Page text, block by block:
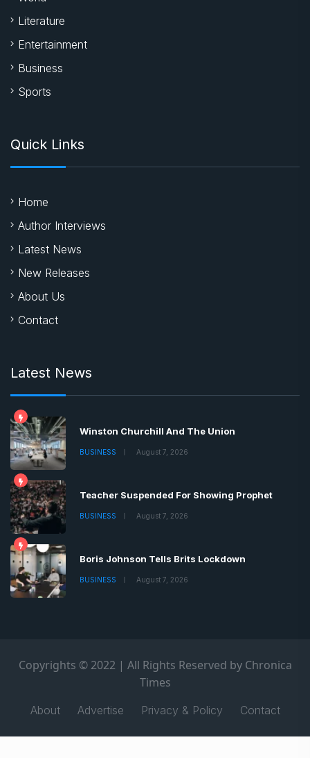
Literature
Entertainment
Business
Sports
Quick Links
Home
Author Interviews
Latest News
New Releases
About Us
Contact
Latest News
Winston Churchill And The Union
BUSINESS August 7, 2026
Teacher Suspended For Showing Prophet
BUSINESS August 7, 2026
Boris Johnson Tells Brits Lockdown
BUSINESS August 7, 2026
Copyrights © 2022 | All Rights Reserved by Chronica
Times
About Advertise Privacy & Policy Contact